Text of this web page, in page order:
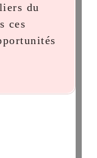
du
ces